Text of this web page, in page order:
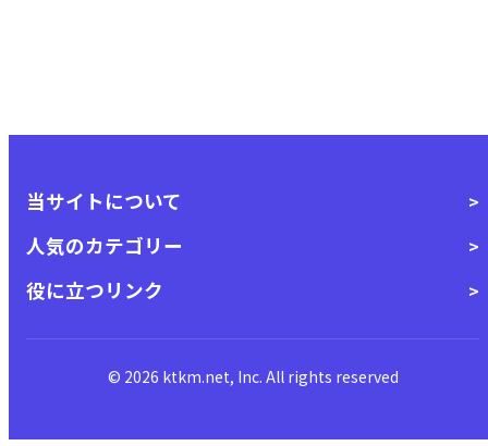
当サイトについて
人気のカテゴリー
役に立つリンク
© 2026 ktkm.net, Inc. All rights reserved